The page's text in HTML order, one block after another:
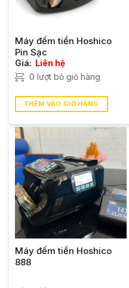
Máy đếm tiền Hoshico
Pin Sạc
Giá: Liên hệ
0 lượt bỏ giỏ hàng
THÊM VÀO GIỎ HÀNG
Máy đếm tiền Hoshico
888